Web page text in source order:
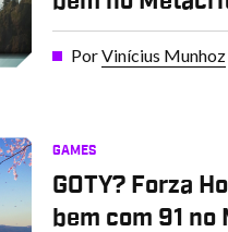
PorVinícius Munhoz
GAMES
GOTY? Forza
bem com 91